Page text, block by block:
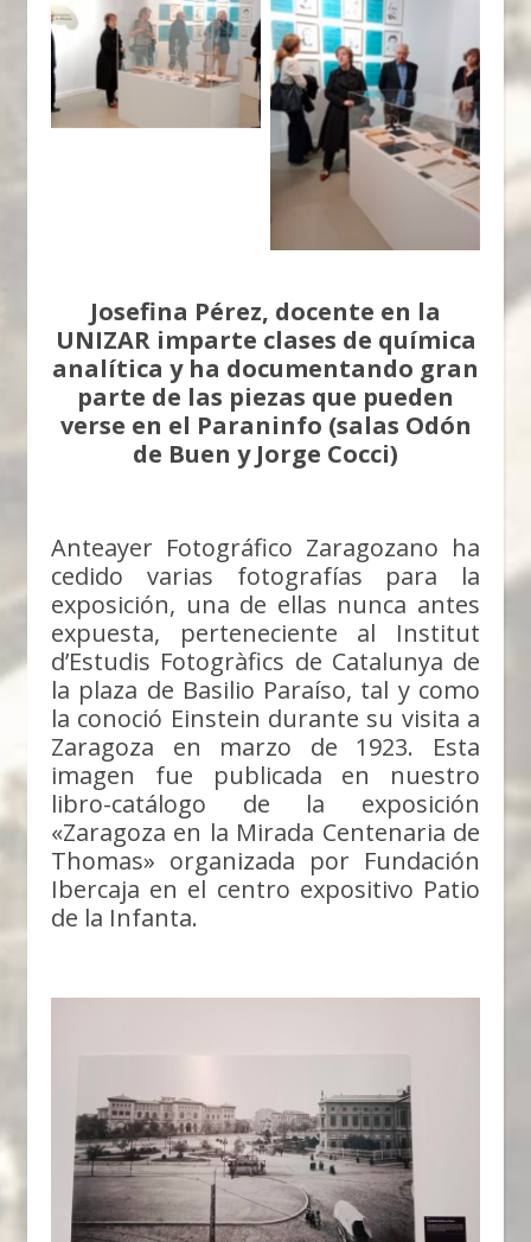
Einstein y la Ciencia
Aragonesa
Einstein y la Ciencia
Aragonesa
Josefina Pérez, docente en la
UNIZAR imparte clases de química
analítica y ha documentando gran
parte de las piezas que pueden
verse en el Paraninfo (salas Odón
de Buen y Jorge Cocci)
Anteayer Fotográfico Zaragozano ha
cedido varias fotografías para la
exposición, una de ellas nunca antes
expuesta, perteneciente al Institut
d’Estudis Fotogràfics de Catalunya de
la plaza de Basilio Paraíso, tal y como
la conoció Einstein durante su visita a
Zaragoza en marzo de 1923. Esta
imagen fue publicada en nuestro
libro-catálogo de la exposición
«Zaragoza en la Mirada Centenaria de
Thomas» organizada por Fundación
Ibercaja en el centro expositivo Patio
de la Infanta.